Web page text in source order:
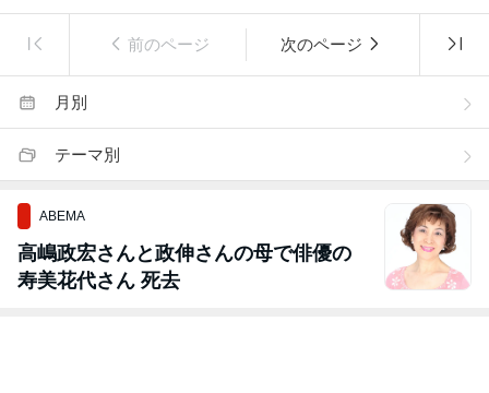
前のページ 次のページ
月別
テーマ別
ABEMA
高嶋政宏さんと政伸さんの母で俳優の
寿美花代さん 死去